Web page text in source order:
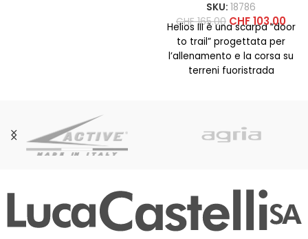
SKU: 18786
CHF165.00 CHF103.00
Helios III è una scarpa “door
to trail” progettata per
l’allenamento e la corsa su
terreni fuoristrada